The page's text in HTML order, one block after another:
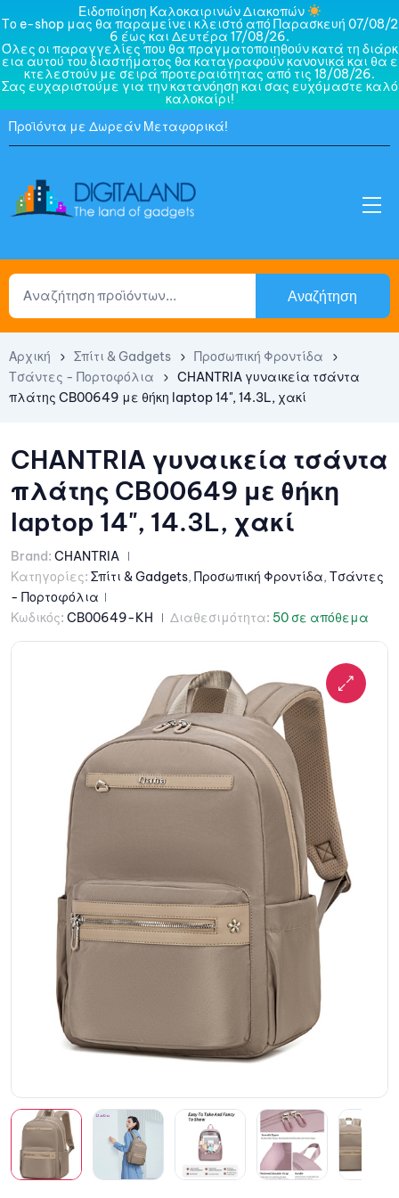
Ειδοποίηση Καλοκαιρινών Διακοπών
Το e-shop μας θα παραμείνει κλειστό από Παρασκευή 07/08/2
6 έως και Δευτέρα 17/08/26.
Όλες οι παραγγελίες που θα πραγματοποιηθούν κατά τη διάρκ
εια αυτού του διαστήματος θα καταγραφούν κανονικά και θα ε
κτελεστούν με σειρά προτεραιότητας από τις 18/08/26.
Σας ευχαριστούμε για την κατανόηση και σας ευχόμαστε καλό
καλοκαίρι!
Προϊόντα με Δωρεάν Μεταφορικά!
Αναζήτηση
Αρχική Σπίτι & Gadgets
Προσωπική Φροντίδα
Τσάντες - Πορτοφόλια
CHANTRIA γυναικεία τσάντα
πλάτης CB00649 με θήκη laptop 14", 14.3L, χακί
CHANTRIA γυναικεία τσάντα
πλάτης CB00649 με θήκη
laptop 14", 14.3L, χακί
Brand: CHANTRIA
Κατηγορίες: Σπίτι & Gadgets, Προσωπική Φροντίδα, Τσάντες
- Πορτοφόλια
Κωδικός: CB00649-KH Διαθεσιμότητα: 50 σε απόθεμα